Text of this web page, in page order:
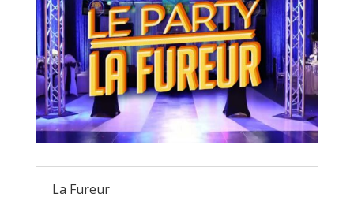
La Fureur